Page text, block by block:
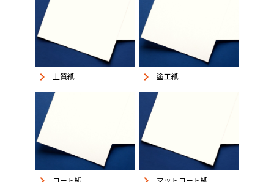
keyboard_arrow_right 上質紙 keyboard_arrow_right 塗工紙
コート紙 マットコート紙